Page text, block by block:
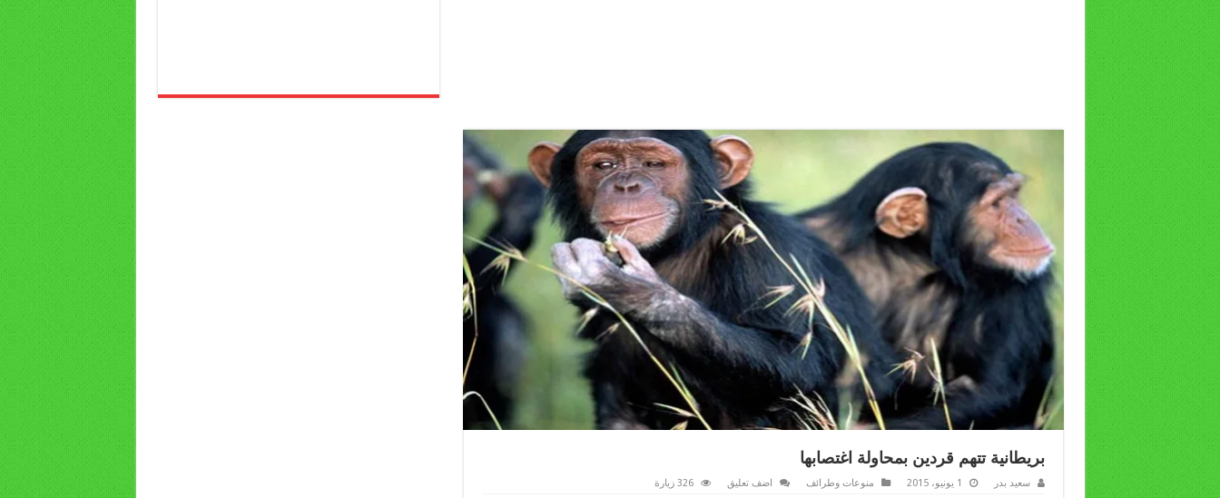
بريطانية تتهم قردين بمحاولة اغتصابها
سعيد بدر 1 يونيو، 2015 منوعات وطرائف اضف تعليق 326 زيارة